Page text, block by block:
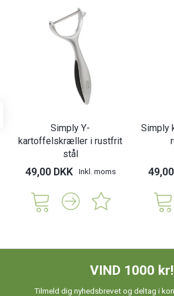
Simply Y-
kartoffelskræller i rustfrit
stål
49,00 DKK Inkl. moms
Simply
VIND 1000 kr!
Tilmeld dig nyhedsbrevet og deltag i